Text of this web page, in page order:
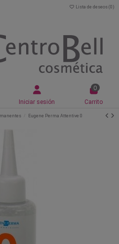
Lista de deseos (0 )
Iniciar sesión
0
Carrito
Eugene Perma Attentive 0